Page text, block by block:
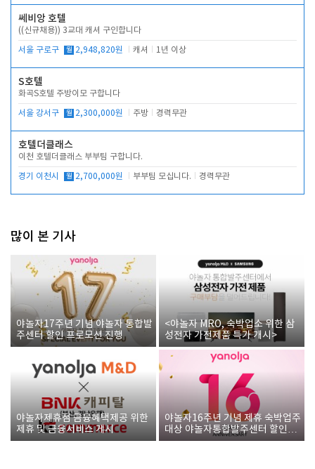
쎄비앙 호텔
((신규채용)) 3교대 캐셔 구인합니다
서울 구로구 월 2,948,820원 캐셔 1년 이상
S호텔
화곡S호텔 주방이모 구합니다
서울 강서구 월 2,300,000원 주방 경력무관
호텔더클래스
이천 호텔더클래스 부부팀 구합니다.
경기 이천시 월 2,700,000원 부부팀 모십니다. 경력무관
많이 본 기사
야놀자17주년 기념 야놀자 통합발
주센터 할인 프로모션 진행
<야놀자 MRO, 숙박업소 위한 삼
성전자 가전제품 특가 개시>
야놀자제휴점 금융혜택제공 위한
제휴 및 금융서비스 게시
야놀자16주년 기념 제휴 숙박업주
대상 야놀자통합발주센터 할인쿠
폰 증정